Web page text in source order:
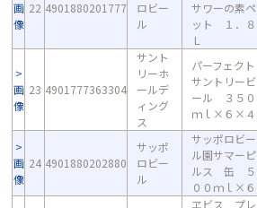
画
像
22 4901880201777
ロビー
ル
サワーの素ペ
ット １．８
Ｌ
画
像
23 4901777363304
サント
リーホ
ールデ
ィング
ス
パーフェクト
サントリービ
ール ３５０
ｍｌ×６×４
画
像
24 4901880202880
サッポ
ロビー
ル
サッポロビー
ル園サマーピ
ルス 缶 ５
００ｍｌ×６
ヱビス プレ